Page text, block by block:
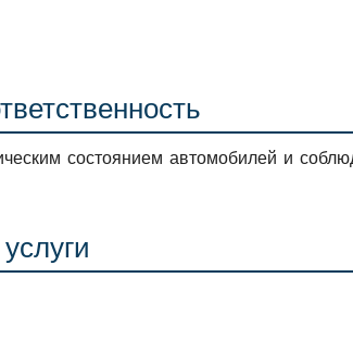
состоянием автомобилей и